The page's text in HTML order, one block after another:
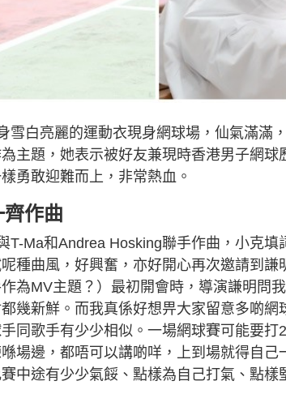
雪白亮麗的運動衣現身網球場，仙氣滿滿
主題，她表示被好友兼現時香港男子網
勇敢迎難而上，非常熱血。
作曲
T-Ma和Andrea Hosking聯手作曲，小克
種曲風，好興奮，亦好開心再次邀請到
為MV主題？）最初開會時，導演謙明問
幾新鮮。而我真係好想畀大家留意多啲
同歌手有少少相似。一場網球賽可能要
場邊，都唔可以講啲咩，上到場就得自
中途有少少氣餒、點樣為自己打氣、點